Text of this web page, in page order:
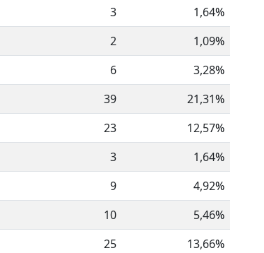
3
1,64%
2
1,09%
6
3,28%
39
21,31%
23
12,57%
3
1,64%
9
4,92%
10
5,46%
25
13,66%